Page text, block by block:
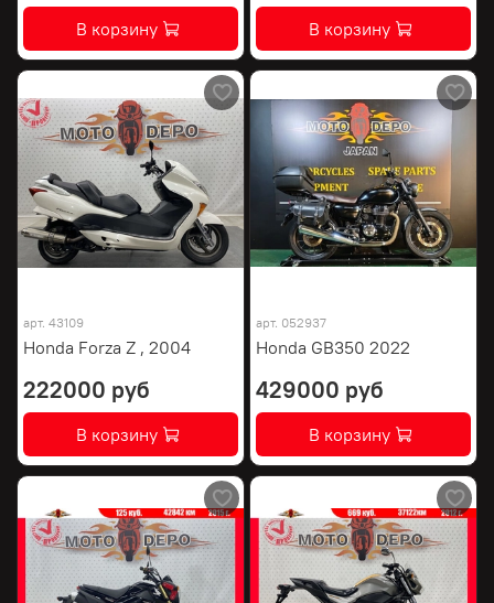
В корзину В корзину
арт. 43109
Honda Forza Z , 2004
222000 руб
В корзину
арт. 052937
Honda GB350 2022
429000 руб
В корзину